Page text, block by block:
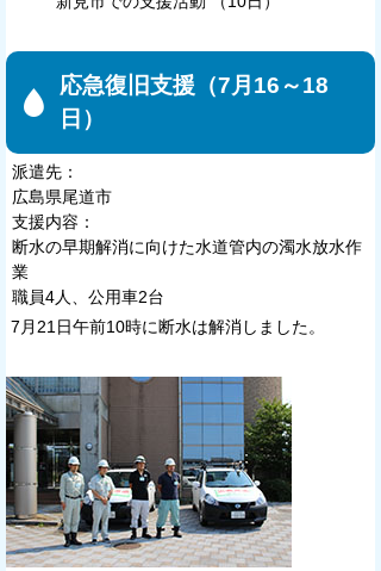
応急復旧支援（7月16～18
日）
派遣先：
広島県尾道市
支援内容：
断水の早期解消に向けた水道管内の濁水放水作
業
職員4人、公用車2台
7月21日午前10時に断水は解消しました。